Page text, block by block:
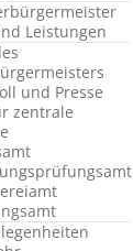
Leistungen
und Presse
zentrale